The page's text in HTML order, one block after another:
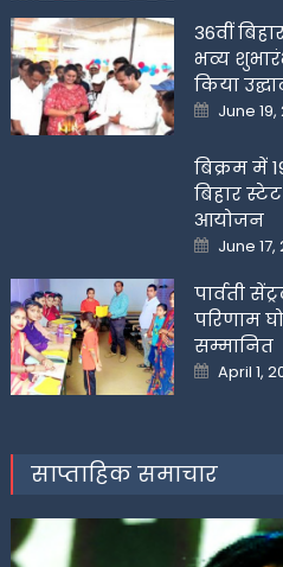
36वीं
भव्य
किया
Posted
on
June 19,
बिक्रम में
बिहार
आयोजन
Posted
on
June 17,
पार्वती
परिणाम
सम्मानित
Posted
on
April 1,
साप्ताहिक समाचार